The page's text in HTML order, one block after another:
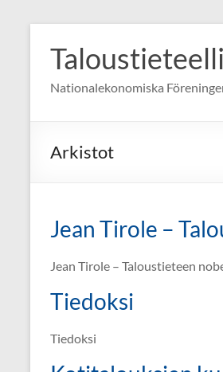
content
Nationalekonomiska
Arkistot
Jean Tirole –
Jean Tirole – Taloustieteen
Tiedoksi
Tiedoksi